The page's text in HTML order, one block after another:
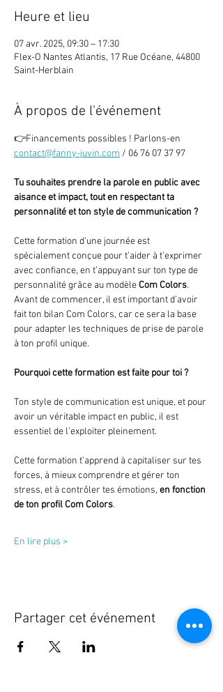
Heure et lieu
07 avr. 2025, 09:30 – 17:30
Flex-O Nantes Atlantis, 17 Rue Océane, 44800
Saint-Herblain
À propos de l'événement
👉Financements possibles ! Parlons-en
contact@fanny-juvin.com / 06 76 07 37 97
Tu souhaites prendre la parole en public avec
aisance et impact, tout en respectant ta
personnalité et ton style de communication ?
Cette formation d’une journée est
spécialement conçue pour t’aider à t’exprimer
avec confiance, en t’appuyant sur ton type de
personnalité grâce au modèle Com Colors.
Avant de commencer, il est important d’avoir
fait ton bilan Com Colors, car ce sera la base
pour adapter les techniques de prise de parole
à ton profil unique.
Pourquoi cette formation est faite pour toi ?
Ton style de communication est unique, et pour
avoir un véritable impact en public, il est
essentiel de l’exploiter pleinement.
Cette formation t’apprend à capitaliser sur tes
forces, à mieux comprendre et gérer ton
stress, et à contrôler tes émotions, en fonction
de ton profil Com Colors.
En lire plus >
Partager cet événement